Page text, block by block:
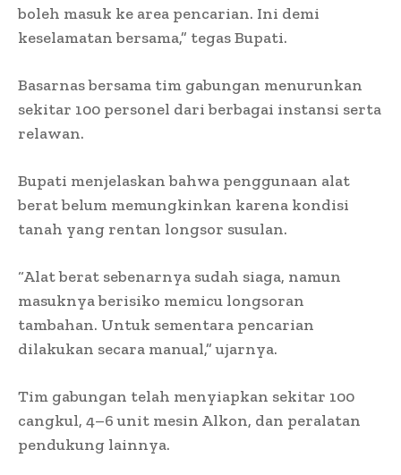
boleh masuk ke area pencarian. Ini demi
keselamatan bersama,” tegas Bupati.
Basarnas bersama tim gabungan menurunkan
sekitar 100 personel dari berbagai instansi serta
relawan.
Bupati menjelaskan bahwa penggunaan alat
berat belum memungkinkan karena kondisi
tanah yang rentan longsor susulan.
“Alat berat sebenarnya sudah siaga, namun
masuknya berisiko memicu longsoran
tambahan. Untuk sementara pencarian
dilakukan secara manual,” ujarnya.
Tim gabungan telah menyiapkan sekitar 100
cangkul, 4–6 unit mesin Alkon, dan peralatan
pendukung lainnya.